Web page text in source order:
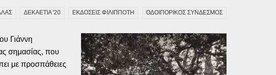
ΔΕΚΑΕΤΙΑ '20 ΕΚΔΟΣΕΙΣ ΦΙΛΙΠΠΟΤΗ ΟΔΟΙΠΟΡΙΚΟΣ ΣΥΝΔΕΣΜΟΣ
Γιάννη
σημασίας, που
με προσπάθειες